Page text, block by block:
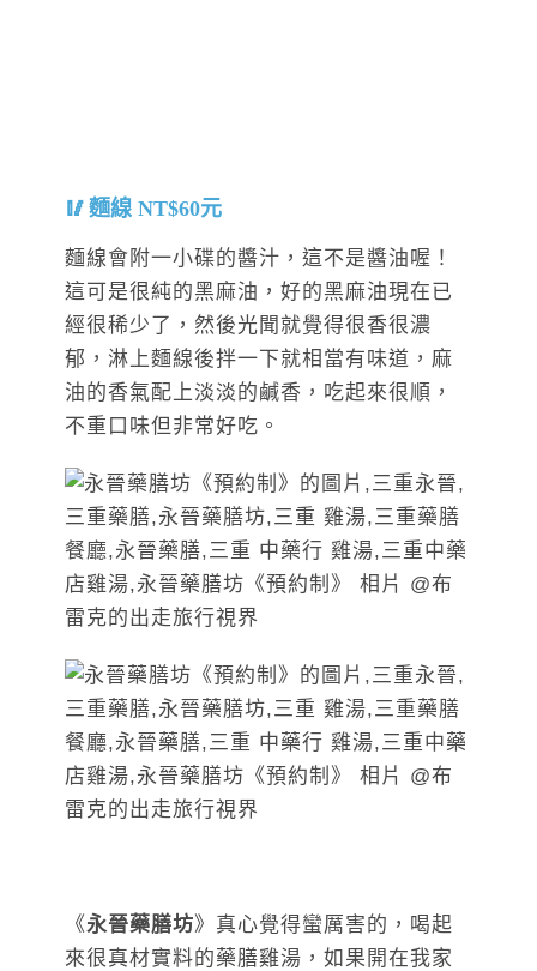
麵線 NT$60元
麵線會附一小碟的醬汁，這不是醬油喔！
這可是很純的黑麻油，好的黑麻油現在已
經很稀少了，然後光聞就覺得很香很濃
郁，淋上麵線後拌一下就相當有味道，麻
油的香氣配上淡淡的鹹香，吃起來很順，
不重口味但非常好吃。
《永晉藥膳坊》真心覺得蠻厲害的，喝起
來很真材實料的藥膳雞湯，如果開在我家